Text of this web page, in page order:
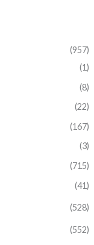
(957)
(1)
(8)
(22)
(167)
(3)
(715)
(41)
(528)
(552)